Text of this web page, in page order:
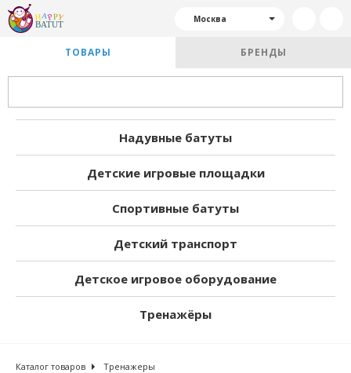
Москва
ТОВАРЫ БРЕНДЫ
Надувные батуты
Детские игровые площадки
Спортивные батуты
Детский транспорт
Детское игровое оборудование
Тренажёры
Каталог товаров Тренажеры